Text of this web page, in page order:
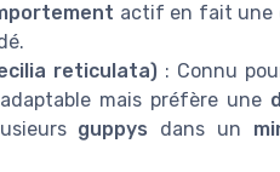
actif en fait une
reticulata) : Connu
mais préfère une
guppys dans un